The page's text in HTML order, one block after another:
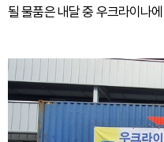
될 물품은 내달 중 우크라이나